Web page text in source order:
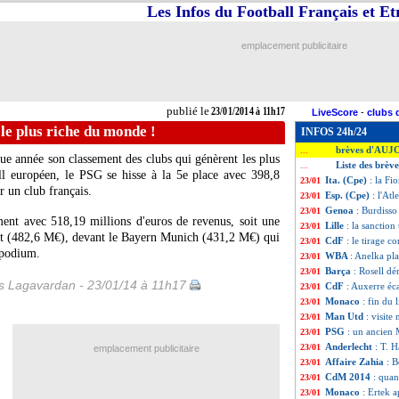
publié le23/01/2014 à 11h17
Les Infos du Football Français et
emplacement publicitaire
LiveScore - clubs
plus riche du monde !
année son classement des clubs qui génèrent les plus
européen, le PSG se hisse à la 5e place avec 398,8
un club français.
avec 518,19 millions d'euros de revenus, soit une
(482,6 M€), devant le Bayern Munich (431,2 M€) qui
Lagavardan - 23/01/14 à 11h17
INFOS 24h/24
brèves
Liste des
23/01 Ita. (Cpe) : la
23/01 Esp. (Cpe) :
23/01 Genoa :
23/01 Lille : la
23/01 CdF : le tirage
23/01 WBA : Anelka
23/01 Barça : Rosell
23/01 CdF : Auxerre
23/01 Monaco : fin du
23/01 Man Utd : visite
23/01 PSG : un ancien
23/01 Anderlecht : T.
23/01 Affaire Zahia :
23/01 CdM 2014 :
23/01 Monaco : Ertek
emplacement publicitaire